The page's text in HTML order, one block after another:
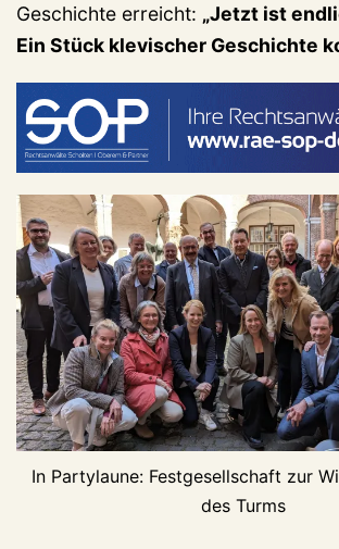
Geschichte erreicht: „Jetzt ist
Ein Stück klevischer Geschichte
In Partylaune: Festgesellschaft zur
des Turms